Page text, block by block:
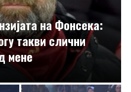
на Фонсека:
такви слични
мене